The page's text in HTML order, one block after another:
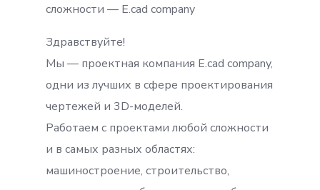
сложности — E.cad company
Здравствуйте!
Мы — проектная компания E.cad company,
одни из лучших в сфере проектирования
чертежей и 3D-моделей.
Работаем с проектами любой сложности
и в самых разных областях:
машиностроение, строительство,